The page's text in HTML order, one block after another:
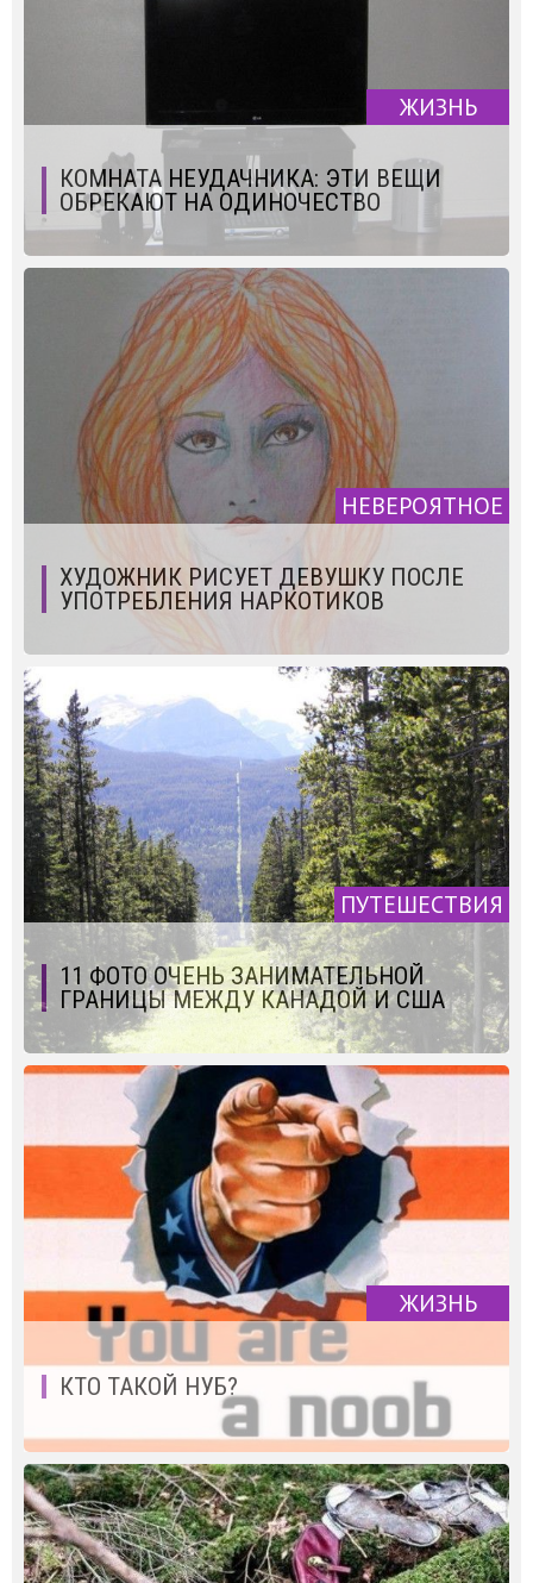
ЖИЗНЬ
КОМНАТА НЕУДАЧНИКА: ЭТИ ВЕЩИ
ОБРЕКАЮТ НА ОДИНОЧЕСТВО
НЕВЕРОЯТНОЕ
ХУДОЖНИК РИСУЕТ ДЕВУШКУ ПОСЛЕ
УПОТРЕБЛЕНИЯ НАРКОТИКОВ
ПУТЕШЕСТВИЯ
11 ФОТО ОЧЕНЬ ЗАНИМАТЕЛЬНОЙ
ГРАНИЦЫ МЕЖДУ КАНАДОЙ И США
ЖИЗНЬ
КТО ТАКОЙ НУБ?